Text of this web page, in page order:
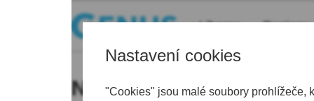
Nastavení cookies
"Cookies" jsou malé soubory prohlížeče,
Liberec Regiony
Nový Bor se v sobotu